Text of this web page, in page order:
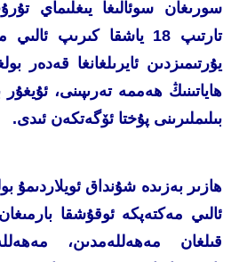
سورىغان سوئالىغا يىغلىماي
تارتىپ 18 ياشقا كىرىپ
يۇرتىمىزدىن ئايرىلغانغا قەدەر
ھاياتىنىڭ ھەممە تەرىپىنى،
بىلىملىرىنى پۇختا ئۆگەتكەن ئىدى.
ھازىر بەزىدە شۇنداق ئويلاردىمۇ
ئالىي مەكتەپكە ئوقۇشقا
قىلغان مەھەللەمدىن،